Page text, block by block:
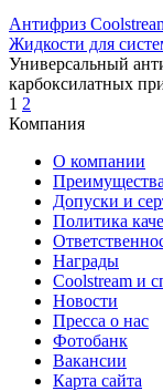
Антифриз
Жидкости для
Универсальный
карбоксилатных
1 2
Компания
О компании
Допуски и
Политика
Награды
Coolstream и
Новости
Пресса о нас
Фотобанк
Вакансии
Карта сайта